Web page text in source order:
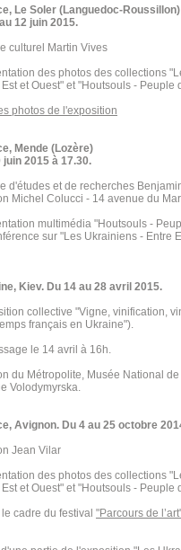
Le Soler (Languedoc-Roussillon)
12 juin 2015.
culturel Martin Vives
des photos des collections
Est et Ouest" et "Houtsouls - Peuple
photos de l'exposition
Mende (Lozère)
juin 2015 à 17.30.
d'études et de recherches
Michel Colucci - 14 avenue du
multimédia "Houtsouls -
sur "Les Ukrainiens - Entre
Kiev. Du 14 au 28 avril 2015.
collective "Vigne, vinification,
français en Ukraine").
le 14 avril à 16h.
du Métropolite, Musée National
Volodymyrska.
Avignon. Du 4 au 25 octobre
Jean Vilar
des photos des collections
Est et Ouest" et "Houtsouls - Peuple
le cadre du festival "Parcours de